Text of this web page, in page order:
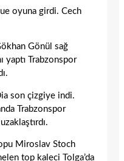
oyuna girdi. Cech
Gönül sağ
yaptı Trabzonspor
son çizgiye indi.
Trabzonspor
Miroslav Stoch
top kaleci Tolga’da